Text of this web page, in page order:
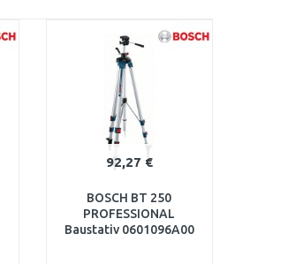
92,27 €
BOSCH BT 250
PROFESSIONAL
Baustativ 0601096A00